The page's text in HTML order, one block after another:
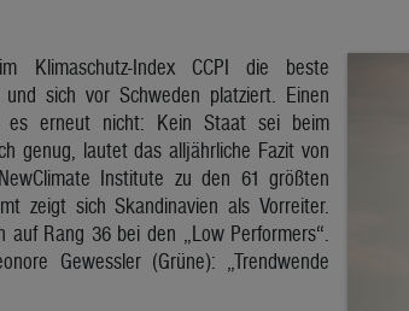
Klimaschutz-Index CCPI die beste
sich vor Schweden platziert. Einen
es erneut nicht: Kein Staat sei beim
genug, lautet das alljährliche Fazit von
Institute zu den 61 größten
zeigt sich Skandinavien als Vorreiter.
auf Rang 36 bei den „Low Performers“.
Gewessler (Grüne): „Trendwende